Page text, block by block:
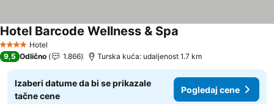
4 ZvezdiceHotel
Hotel Barcode Wellness & Spa
9,5 Odlično 1.866 Turska kuća: udaljenost 1.7 km
Izaberi datume da bi se prikazale
tačne cene
Pogledaj cene